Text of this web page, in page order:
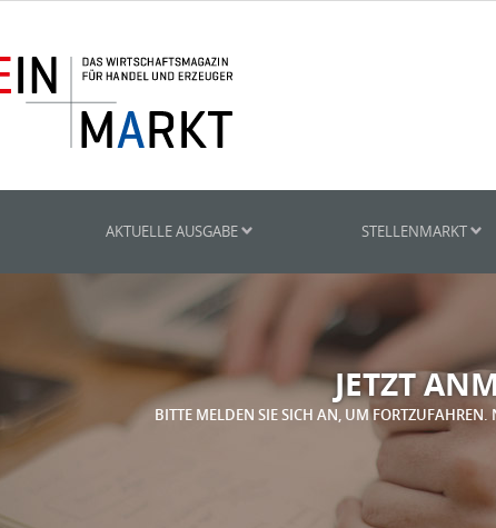
AKTUELLE AUSGABE STELLENMARKT
JETZT
BITTE MELDEN SIE SICH AN, UM FORTZUFAHREN.